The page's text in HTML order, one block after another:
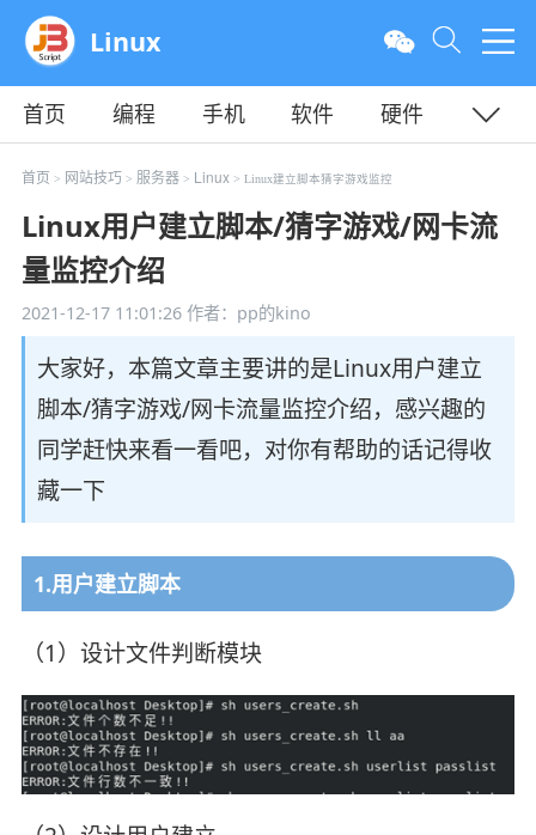
Linux
首页 编程 手机 软件
硬件
教程
平面 服务器
首页 > 网站技巧 > 服务器> Linux> Linux建立脚本猜字游戏监控
Linux用户建立脚本/猜字游戏/网卡流
量监控介绍
2021-12-17 11:01:26作者：pp的kino
大家好，本篇文章主要讲的是Linux用户建立
脚本/猜字游戏/网卡流量监控介绍，感兴趣的
同学赶快来看一看吧，对你有帮助的话记得收
藏一下
1.用户建立脚本
（1）设计文件判断模块